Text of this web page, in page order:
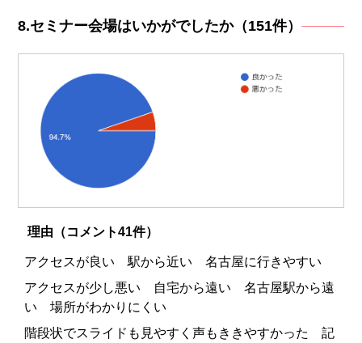
8.セミナー会場はいかがでしたか（151件）
理由（コメント41件）
アクセスが良い 駅から近い 名古屋に行きやすい
アクセスが少し悪い 自宅から遠い 名古屋駅から遠
い 場所がわかりにくい
階段状でスライドも見やすく声もききやすかった 記